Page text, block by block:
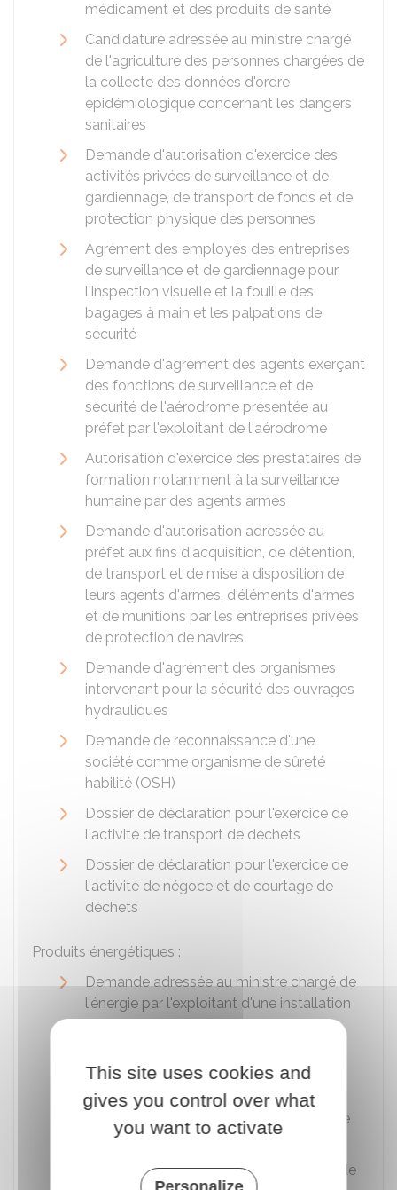
médicament et des produits de santé
Candidature adressée au ministre chargé
de l'agriculture des personnes chargées de
la collecte des données d'ordre
épidémiologique concernant les dangers
sanitaires
Demande d'autorisation d'exercice des
activités privées de surveillance et de
gardiennage, de transport de fonds et de
protection physique des personnes
Agrément des employés des entreprises
de surveillance et de gardiennage pour
l'inspection visuelle et la fouille des
bagages à main et les palpations de
sécurité
Demande d'agrément des agents exerçant
des fonctions de surveillance et de
sécurité de l'aérodrome présentée au
préfet par l'exploitant de l'aérodrome
Autorisation d'exercice des prestataires de
formation notamment à la surveillance
humaine par des agents armés
Demande d'autorisation adressée au
préfet aux fins d'acquisition, de détention,
de transport et de mise à disposition de
leurs agents d'armes, d'éléments d'armes
et de munitions par les entreprises privées
de protection de navires
Demande d'agrément des organismes
intervenant pour la sécurité des ouvrages
hydrauliques
Demande de reconnaissance d'une
société comme organisme de sûreté
habilité (OSH)
Dossier de déclaration pour l'exercice de
l'activité de transport de déchets
Dossier de déclaration pour l'exercice de
l'activité de négoce et de courtage de
déchets
Produits énergétiques :
Demande adressée au ministre chargé de
l'énergie par l'exploitant d'une installation
de gaz une dérogation aux conditions
gazières
Demande de délégation d'économie
d'énergie adressée au ministre chargé de
l'énergie par le délégataire
Demande adressée au ministre chargé de
This site uses cookies and
gives you control over what
you want to activate
Personalize